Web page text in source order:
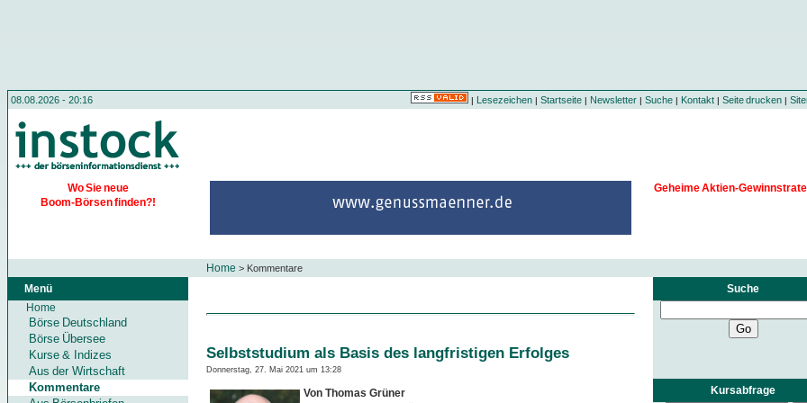
08.08.2026 - 20:16 | Lesezeichen| Startseite| Newsletter| Suche| Kontakt| Seite drucken |
Wo Sie neue
Boom-Börsen finden?!
Geheime Aktien-
Home > Kommentare
Menü
Home
Börse Deutschland
Börse Übersee
Kurse & Indizes
Aus der Wirtschaft
Kommentare
Suche
Kursabfrage
Selbststudium als Basis des langfristigen Erfolges
Donnerstag, 27. Mai 2021 um 13:28
Von Thomas Grüner